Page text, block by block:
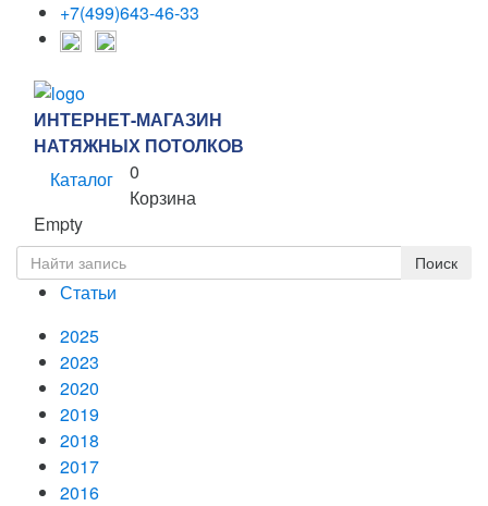
+7(499)643-46-33
ИНТЕРНЕТ-МАГАЗИН
НАТЯЖНЫХ ПОТОЛКОВ
Каталог
0
Корзина
Empty
Статьи
2025
2023
2020
2019
2018
2017
2016